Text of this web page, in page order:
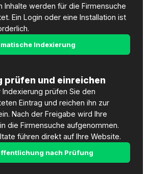
Inhalte werden für die Firmensuche
Ein Login oder eine Installation ist
Indexierung
prüfen und einreichen
Indexierung prüfen Sie den
Eintrag und reichen ihn zur
Nach der Freigabe wird Ihre
die Firmensuche aufgenommen.
führen direkt auf Ihre Website.
nach Prüfung